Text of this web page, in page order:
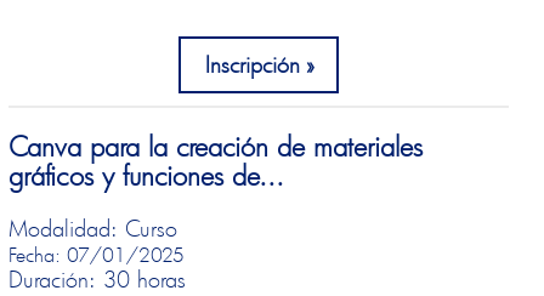
Inscripción
Canva para la creación de materiales
gráficos y funciones de...
Modalidad: Curso
Fecha: 07/01/2025
Duración: 30 horas